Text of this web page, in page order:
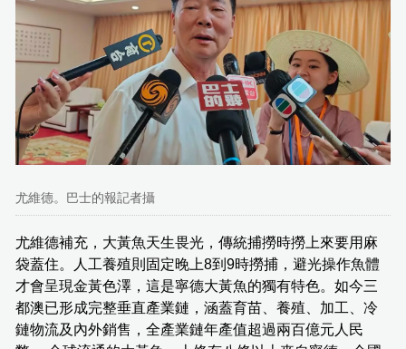
尤維德。巴士的報記者攝
尤維德補充，大黃魚天生畏光，傳統捕撈時撈上來要用麻
袋蓋住。人工養殖則固定晚上8到9時撈捕，避光操作魚體
才會呈現金黃色澤，這是寧德大黃魚的獨有特色。如今三
都澳已形成完整垂直產業鏈，涵蓋育苗、養殖、加工、冷
鏈物流及內外銷售，全產業鏈年產值超過兩百億元人民